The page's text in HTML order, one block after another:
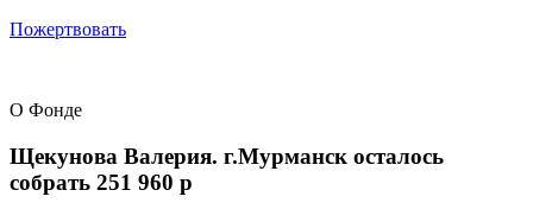
Пожертвовать
О Фонде
Щекунова Валерия. г.Мурманск осталось
собрать 251 960 р